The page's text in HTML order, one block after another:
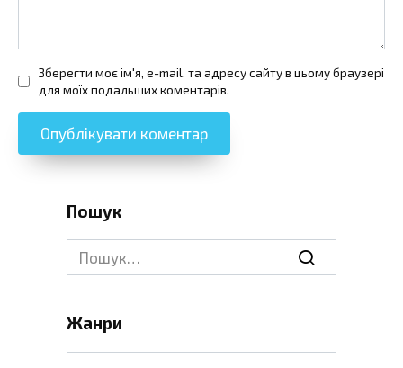
Зберегти моє ім'я, e-mail, та адресу сайту в цьому браузері
для моїх подальших коментарів.
Пошук
Search
for:
Жанри